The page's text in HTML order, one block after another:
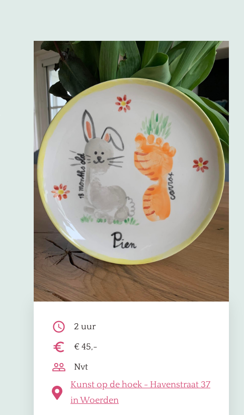
2 uur
€ 45,-
Nvt
Kunst op de hoek - Havenstraat 37
in Woerden